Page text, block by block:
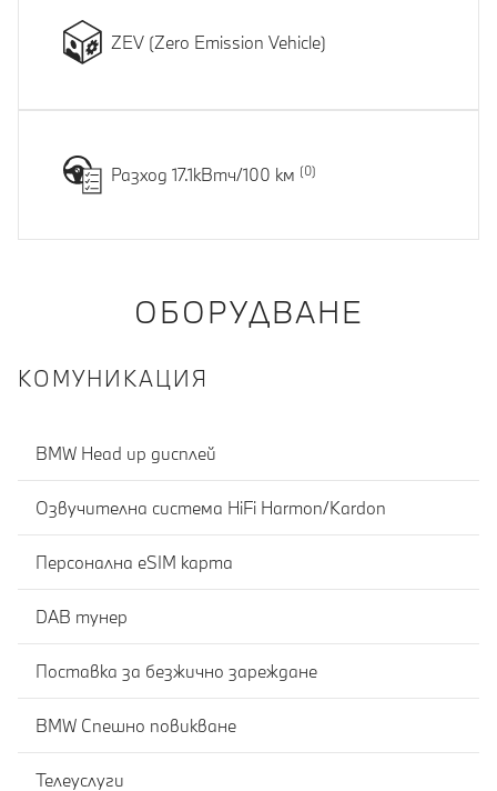
ZEV (Zero Emission Vehicle)
Разход 17.1кВтч/100 км
ОБОРУДВАНЕ
КОМУНИКАЦИЯ
BMW Head up дисплей
Озвучителна система HiFi Harmon/Kardon
Персонална eSIM карта
DAB тунер
Поставка за безжично зареждане
BMW Спешно повикване
Телеуслуги